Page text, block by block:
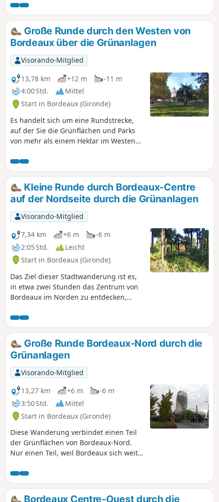
für Menschen mit eingeschränkter
Mobilität zugänglich (keine Treppen).
Einige Grünflächen, die jederzeit
zugänglich sind, sollten nachts nicht
betreten werden.Die Route kann mit
dem Fahrrad zurückgelegt werden,
wenn man langsam fährt und auf
Fußgänger achtet.
Große Runde durch den Westen von
Bordeaux über die Grünanlagen
Visorando-Mitglied
13,78 km
+12 m
-11 m
4:00 Std.
Mittel
Start in Bordeaux (Gironde)
Es handelt sich um eine Rundstrecke,
auf der Sie die Grünflächen und Parks
von mehr als einem Hektar im Westen
vielen Städten wird der westliche Teil
bevorzugt, da die Luft vom Meer her als
gesünder gilt. Auf dieser Seite von
Bordeaux haben die Grünflächen oft die
Form von Privatgärten, und die
gepflegten öffentlichen Parks sind
nachts geschlossen.Die Strecke kann
mit dem Fahrrad in gemächlichem
Tempo zurückgelegt werden.
Kleine Runde durch Bordeaux-Centre
auf der Nordseite durch die Grünanlagen
Visorando-Mitglied
7,34 km
+6 m
-6 m
2:05 Std.
Leicht
Start in Bordeaux (Gironde)
Das Ziel dieser Stadtwanderung ist es,
in etwa zwei Stunden das Zentrum von
Bordeaux im Norden zu entdecken,
Grünflächen bevorzugt werden und der
Autoverkehr so weit wie möglich
vermieden wird. Auf dieser Route
können Sie auch sehr schöne Parks,
bürgerliche Viertel und Arbeiterviertel
entdecken. Die Route ist mit dem
Fahrrad befahrbar, wenn Sie vorsichtig
sind.
Große Runde Bordeaux-Nord durch die
Grünanlagen
Visorando-Mitglied
13,27 km
+6 m
-6 m
3:50 Std.
Mittel
Start in Bordeaux (Gironde)
Diese Wanderung verbindet einen Teil
der Grünflächen von Bordeaux-Nord.
Nur einen Teil, weil Bordeaux sich weit
erscheint, alle Grünflächen im Rahmen
einer angemessenen Wanderung zu
besuchen.Die Wanderung beginnt an
Bordeaux Centre-Ouest durch die